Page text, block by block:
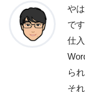
や
で
仕
ら
そ